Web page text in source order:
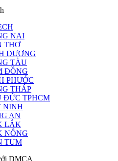
NAI
THƠ
DƯƠNG
TÀU
ĐỒNG
PHƯỚC
THÁP
ĐỨC TPHCM
NINH
AN
LẮK
NÔNG
TUM
DMCA